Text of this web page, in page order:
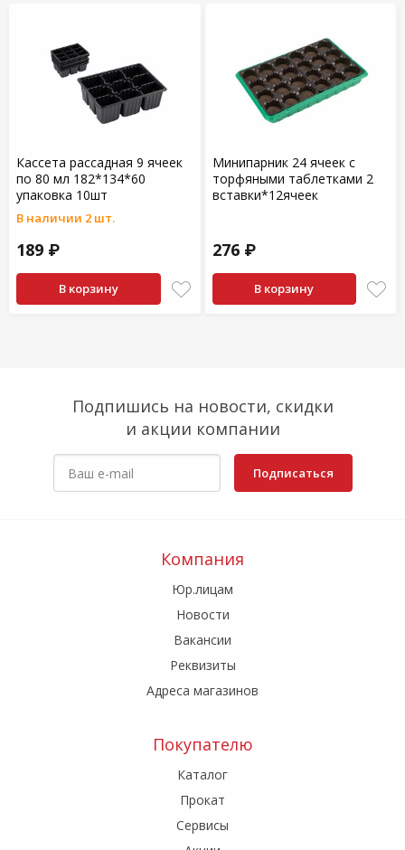
Кассета рассадная 9 ячеек
по 80 мл 182*134*60
упаковка 10шт
В наличии 2 шт.
189 ₽
В корзину
Минипарник 24 ячеек с
торфяными таблетками 2
вставки*12ячеек
276 ₽
В корзину
Подпишись на новости, скидки
и акции компании
Подписаться
Компания
Юр.лицам
Новости
Вакансии
Реквизиты
Адреса магазинов
Покупателю
Каталог
Прокат
Сервисы